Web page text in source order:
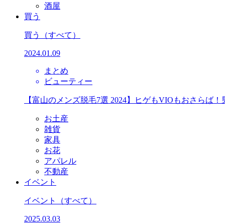
酒屋
買う
買う （すべて）
2024.01.09
まとめ
ビューティー
【富山のメンズ脱毛7選 2024】ヒゲもVIOもおさらば
お土産
雑貨
家具
お花
アパレル
不動産
イベント
イベント （すべて）
2025.03.03